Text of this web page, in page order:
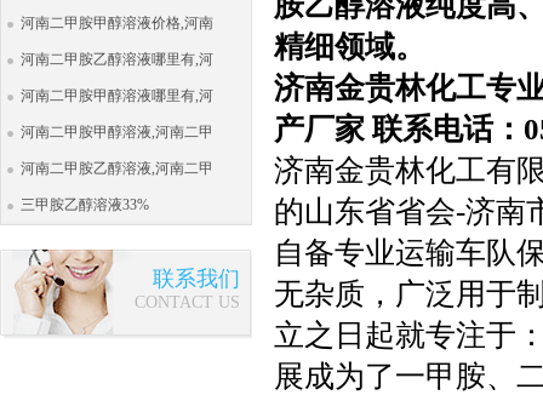
河南二甲胺甲醇溶液价格,河南
河南二甲胺乙醇溶液哪里有,河
河南二甲胺甲醇溶液哪里有,河
河南二甲胺甲醇溶液,河南二甲
河南二甲胺乙醇溶液,河南二甲
三甲胺乙醇溶液33%
联系我们
CONTACT US
精细领域。
济南金贵林化工专
产厂家 联系电话：
济南金贵林化工有
的山东省省会-济南
自备专业运输车队
无杂质，广泛用于
立之日起就专注于
展成为了一甲胺、